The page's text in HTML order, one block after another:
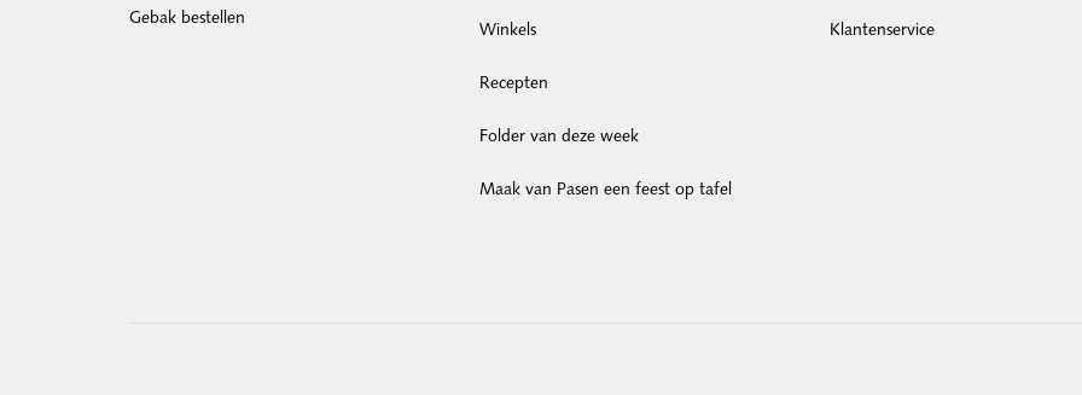
Gebak bestellen
Winkels
Recepten
Folder van deze week
Maak van Pasen een feest op tafel
Klantenservice